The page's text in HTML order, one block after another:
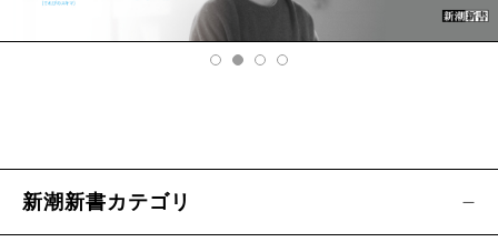
v
Ne
xt
新潮新書カテゴリ